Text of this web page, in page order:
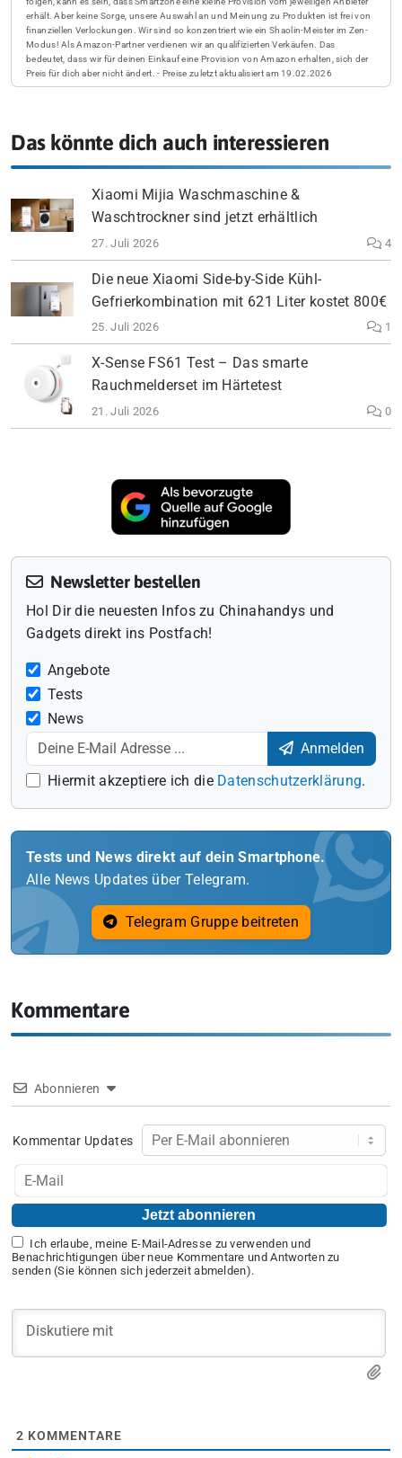
erhält. Aber keine Sorge, unsere Auswahl an und Meinung zu Produkten ist frei von
finanziellen Verlockungen. Wir sind so konzentriert wie ein Shaolin-Meister im Zen-
Modus! Als Amazon-Partner verdienen wir an qualifizierten Verkäufen. Das
bedeutet, dass wir für deinen Einkauf eine Provision von Amazon erhalten, sich der
Preis für dich aber nicht ändert. - Preise zuletzt aktualisiert am 19.02.2026
Das könnte dich auch interessieren
Xiaomi Mijia Waschmaschine &
Waschtrockner sind jetzt erhältlich
27. Juli 2026 4
Die neue Xiaomi Side-by-Side Kühl-
Gefrierkombination mit 621 Liter kostet 800€
25. Juli 2026 1
X-Sense FS61 Test – Das smarte
Rauchmelderset im Härtetest
21. Juli 2026 0
Newsletter bestellen
Hol Dir die neuesten Infos zu Chinahandys und
Gadgets direkt ins Postfach!
Angebote
Tests
News
Anmelden
Hiermit akzeptiere ich die Datenschutzerklärung.
Tests und News direkt auf dein Smartphone.
Alle News Updates über Telegram.
Telegram Gruppe beitreten
Kommentare
Abonnieren
Kommentar Updates
Ich erlaube, meine E-Mail-Adresse zu verwenden und
Benachrichtigungen über neue Kommentare und Antworten zu
senden (Sie können sich jederzeit abmelden).
2 KOMMENTARE